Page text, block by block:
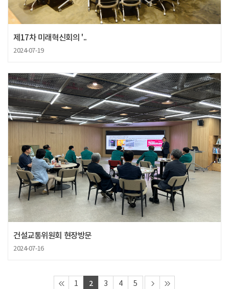
제17차 미래혁신회의 '..
2024-07-19
건설교통위원회 현장방문
2024-07-16
1 2 3 4 5